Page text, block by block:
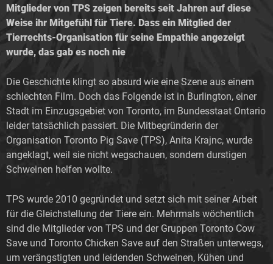
Mitglieder von TPS zeigen bereits seit Jahren auf diese
Weise ihr Mitgefühl für Tiere. Dass ein Mitglied der
Tierrechts-Organisation für seine Empathie angezeigt
wurde, das gab es noch nie
Die Geschichte klingt so absurd wie eine Szene aus einem
schlechten Film. Doch das Folgende ist in Burlington, einer
Stadt im Einzugsgebiet von Toronto, im Bundesstaat Ontario
leider tatsächlich passiert. Die Mitbegründerin der
Organisation Toronto Pig Save (TPS), Anita Krajnc, wurde
angeklagt, weil sie nicht wegschauen, sondern durstigen
Schweinen helfen wollte.
TPS wurde 2010 gegründet und setzt sich mit seiner Arbeit
für die Gleichstellung der Tiere ein. Mehrmals wöchentlich
sind die Mitglieder von TPS und der Gruppen Toronto Cow
Save und Toronto Chicken Save auf den Straßen unterwegs,
um verängstigten und leidenden Schweinen, Kühen und